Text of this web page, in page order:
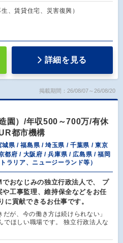
、賃貸住宅、災害復興）
詳細を見る
掲載期間：26/08/07～26/08/20
園）/年収500～700万/有休
都市機構
城県 / 福島県 / 埼玉県 / 千葉県 / 東京
都府 / 大阪府 / 兵庫県 / 広島県 / 福岡
ラリア、ニュージーランド等）
でおなじみの独立行政法人で、 プ
や工事監理、維持保全などをお任
に貢献できるお仕事です。
が、今の働き方は続けられない」
でほしい職場です。 独立行政法人な